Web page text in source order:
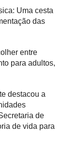
Uma cesta
das
entre
para adultos,
destacou a
de
de vida para